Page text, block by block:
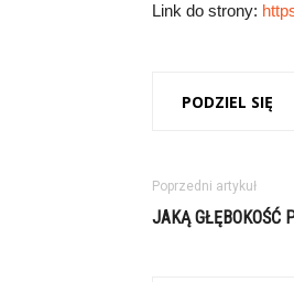
Link do strony:
PODZIEL SIĘ
Poprzedni artykuł
JAKĄ GŁĘBOKOŚĆ